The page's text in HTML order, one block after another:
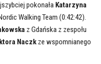
pokonała Katarzyna
Walking Team (0:42:42).
z Gdańska z zespołu
Naczkze wspomnianego